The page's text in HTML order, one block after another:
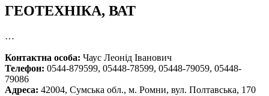
ГЕОТЕХНІКА, ВАТ
…
Контактна особа: Чаус Леонід Іванович
Телефон: 0544-879599, 05448-78599, 05448-79059, 05448-
79086
Адреса: 42004, Сумська обл., м. Ромни, вул. Полтавська, 170